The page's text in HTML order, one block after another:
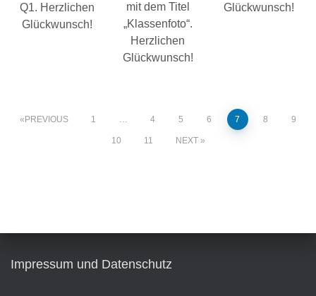
Q1. Herzlichen
Glückwunsch!
mit dem Titel
„Klassenfoto“.
Herzlichen
Glückwunsch!
Glückwunsch!
PREVIOUS 1 … 4 5 6 7 8 9
10 11 NEXT
Impressum und Datenschutz